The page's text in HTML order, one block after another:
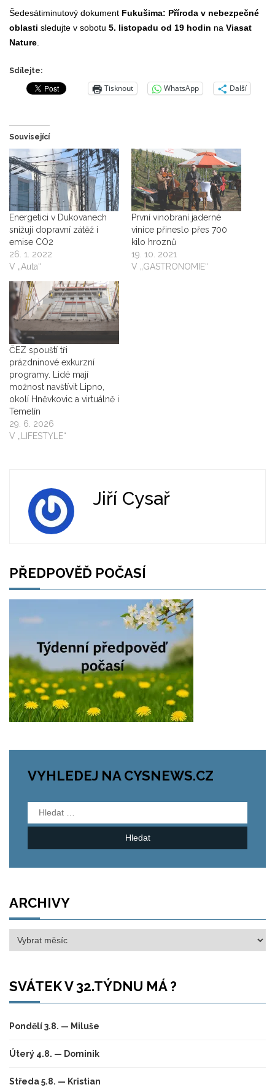
Šedesátiminutový dokument Fukušima: Příroda v nebezpečné
oblasti sledujte v sobotu 5. listopadu od 19 hodin na Viasat
Nature
Sdílejte:
Tisknout WhatsApp Další
Související
Energetici v Dukovanech
snižují dopravní zátěž i
emise CO2
26. 1. 2022
V „Auta“
První vinobraní jaderné
vinice přineslo přes 700
kilo hroznů
19. 10. 2021
V „GASTRONOMIE“
ČEZ spouští tři
prázdninové exkurzní
programy. Lidé mají
možnost navštívit Lipno,
okolí Hněvkovic a virtuálně i
Temelín
29. 6. 2026
V „LIFESTYLE“
Jiří Cysař
PŘEDPOVĚĎ POČASÍ
VYHLEDEJ NA CYSNEWS.CZ
Vyhledávání
ARCHIVY
Archivy
SVÁTEK V 32.TÝDNU MÁ ?
Pondělí 3.8. — Miluše
Úterý 4.8. — Dominik
Středa 5.8. — Kristian